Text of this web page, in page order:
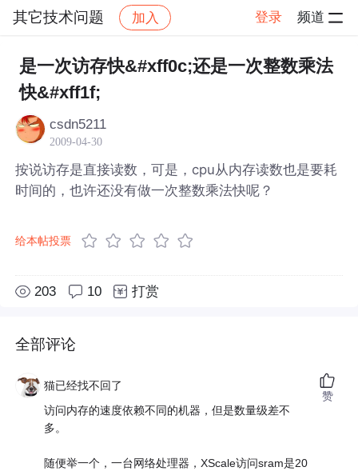
其它技术问题 加入 登录 频道
社区 其它技术问题 帖子详情
是一次访存快&#xff0c;还是一次整数乘法
快&#xff1f;
csdn5211
2009-04-30
按说访存是直接读数，可是，cpu从内存读数也是要耗
时间的，也许还没有做一次整数乘法快呢？
给本帖投票
203 10 打赏
全部评论
猫已经找不回了
访问内存的速度依赖不同的机器，但是数量级差不
多。
随便举一个，一台网络处理器，XScale访问sram是20
赞